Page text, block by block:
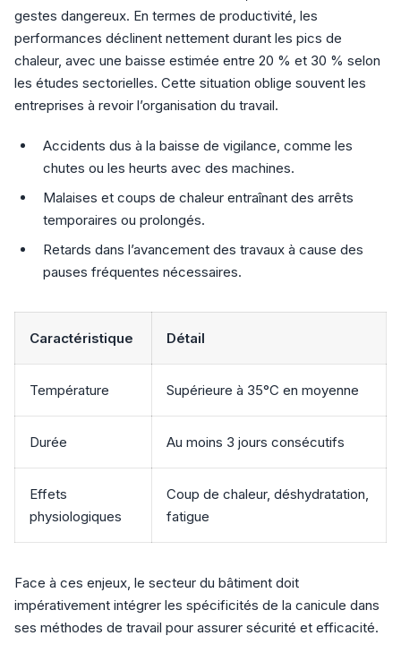
gestes dangereux. En termes de productivité, les
performances déclinent nettement durant les pics de
chaleur, avec une baisse estimée entre 20 % et 30 % selon
les études sectorielles. Cette situation oblige souvent les
entreprises à revoir l’organisation du travail.
Accidents dus à la baisse de vigilance, comme les
chutes ou les heurts avec des machines.
Malaises et coups de chaleur entraînant des arrêts
temporaires ou prolongés.
Retards dans l’avancement des travaux à cause des
pauses fréquentes nécessaires.
Caractéristique Détail
Température Supérieure à 35°C en moyenne
Durée Au moins 3 jours consécutifs
Effets
physiologiques
Coup de chaleur, déshydratation,
fatigue
Face à ces enjeux, le secteur du bâtiment doit
impérativement intégrer les spécificités de la canicule dans
ses méthodes de travail pour assurer sécurité et efficacité.